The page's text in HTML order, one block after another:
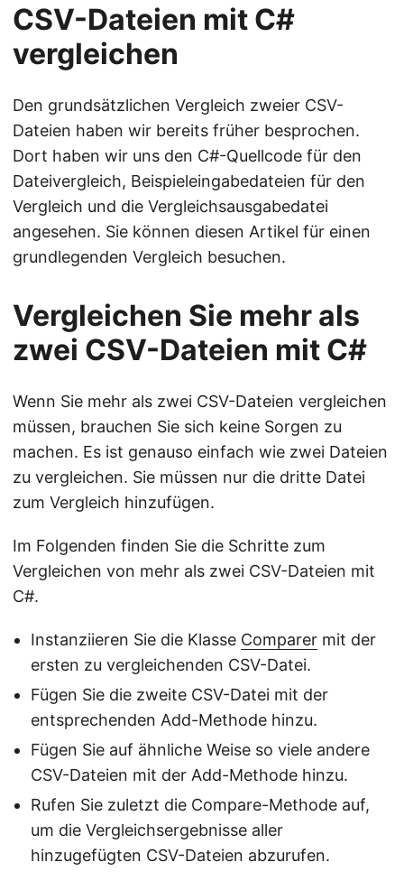
CSV-Dateien mit C#
vergleichen
Den grundsätzlichen Vergleich zweier CSV-
Dateien haben wir bereits früher besprochen.
Dort haben wir uns den C#-Quellcode für den
Dateivergleich, Beispieleingabedateien für den
Vergleich und die Vergleichsausgabedatei
angesehen. Sie können diesen Artikel für einen
grundlegenden Vergleich besuchen.
Vergleichen Sie mehr als
zwei CSV-Dateien mit C#
Wenn Sie mehr als zwei CSV-Dateien vergleichen
müssen, brauchen Sie sich keine Sorgen zu
machen. Es ist genauso einfach wie zwei Dateien
zu vergleichen. Sie müssen nur die dritte Datei
zum Vergleich hinzufügen.
Im Folgenden finden Sie die Schritte zum
Vergleichen von mehr als zwei CSV-Dateien mit
C#.
Instanziieren Sie die Klasse Comparer mit der
ersten zu vergleichenden CSV-Datei.
Fügen Sie die zweite CSV-Datei mit der
entsprechenden Add-Methode hinzu.
Fügen Sie auf ähnliche Weise so viele andere
CSV-Dateien mit der Add-Methode hinzu.
Rufen Sie zuletzt die Compare-Methode auf,
um die Vergleichsergebnisse aller
hinzugefügten CSV-Dateien abzurufen.